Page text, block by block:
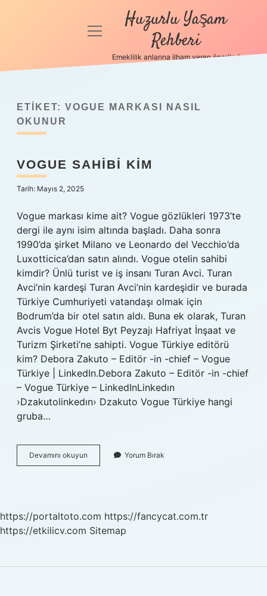
Anasayfa
Politikası
Yasal Uyarı
Hakkımızda
menüyü
Huzurlu Yaşam
Rehberi
Emeklilik anlarına ilham veren öneriler!
ETIKET: VOGUE MARKASI NASIL
OKUNUR
VOGUE SAHIBI KIM
Tarih: Mayıs 2, 2025
Vogue markası kime ait? Vogue gözlükleri 1973’te
dergi ile aynı isim altında başladı. Daha sonra
1990’da şirket Milano ve Leonardo del Vecchio’da
Luxotticica’dan satın alındı. Vogue otelin sahibi
kimdir? Ünlü turist ve iş insanı Turan Avci. Turan
Avci’nin kardeşi Turan Avci’nin kardeşidir ve burada
Türkiye Cumhuriyeti vatandaşı olmak için
Bodrum’da bir otel satın aldı. Buna ek olarak, Turan
Avcis Vogue Hotel Byt Peyzajı Hafriyat İnşaat ve
Turizm Şirketi’ne sahipti. Vogue Türkiye editörü
kim? Debora Zakuto – Editör -in -chief – Vogue
Türkiye | LinkedIn.Debora Zakuto – Editör -in -chief
– Vogue Türkiye – LinkedInLinkedın
›Dzakutolinkedın› Dzakuto Vogue Türkiye hangi
gruba…
Devamını okuyun
Sahibi
Yorum Bırak
https://portaltoto.com https://fancycat.com.tr
https://etkilicv.com Sitemap